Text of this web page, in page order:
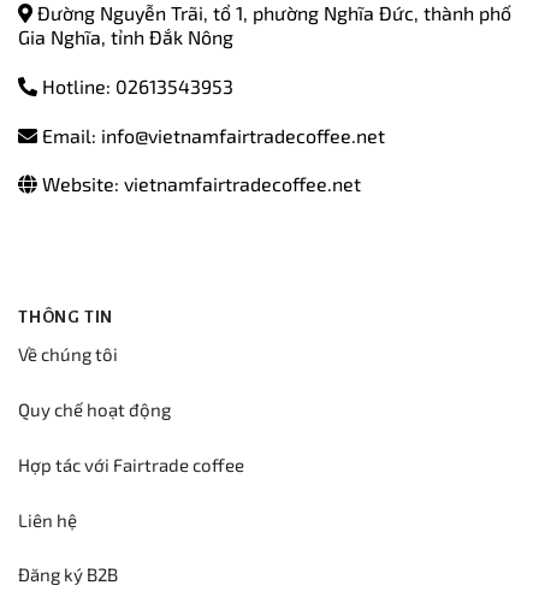
Đường Nguyễn Trãi, tổ 1, phường Nghĩa Đức, thành phố
Gia Nghĩa, tỉnh Đắk Nông
Hotline: 02613543953
Email: info@vietnamfairtradecoffee.net
Website: vietnamfairtradecoffee.net
THÔNG TIN
Về chúng tôi
Quy chế hoạt động
Hợp tác với Fairtrade coffee
Liên hệ
Đăng ký B2B